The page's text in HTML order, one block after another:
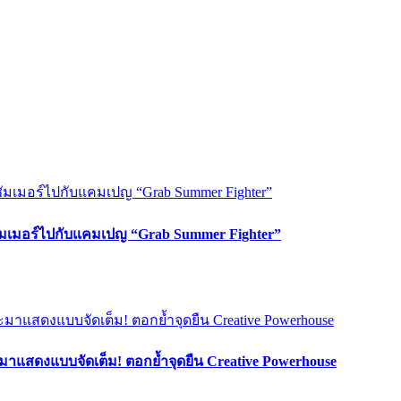
ร์ไปกับแคมเปญ “Grab Summer Fighter”
สดงแบบจัดเต็ม! ตอกย้ำจุดยืน Creative Powerhouse